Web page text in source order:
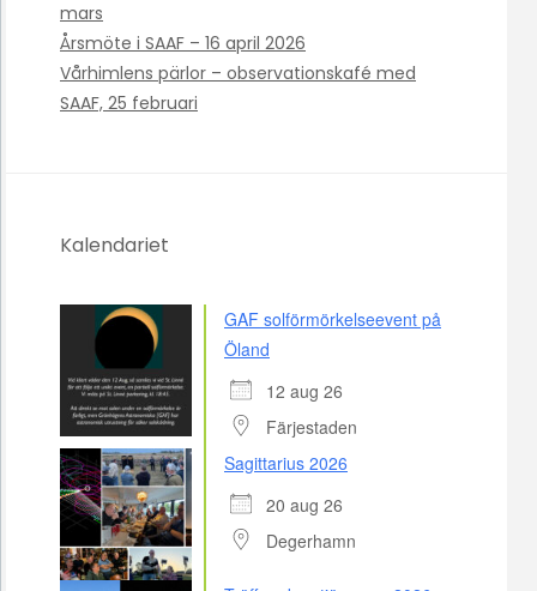
mars
Årsmöte i SAAF – 16 april 2026
Vårhimlens pärlor – observationskafé med
SAAF, 25 februari
Kalendariet
GAF solförmörkelseevent på
Öland
12 aug 26
Färjestaden
Sagittarius 2026
20 aug 26
Degerhamn